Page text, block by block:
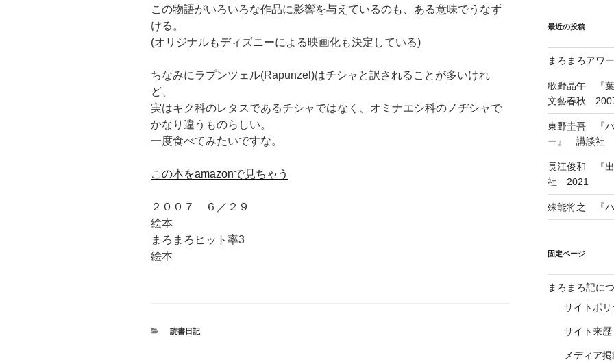
この物語がいろいろな作品に影響を与えているのも、ある意味でうなず
ける。
(オリジナルもディズニーによる映画化も決定している)
ちなみにラプンツェル(Rapunzel)はチシャと訳されることが多いけれ
ど、
実はキク科のレタスであるチシャではなく、オミナエシ科のノヂシャで
かなり違うものらしい。
一度食べてみたいですな。
この本をamazonで見ちゃう
２００７ ６／２９
絵本
まろまろヒット率3
絵本
カ
読書日記
最近の投稿
まろまろアワ
歌野晶午 『
文藝春秋
東野圭吾 『パ
ー』 講談社
長江俊和 『
社 2021
殊能将之 『
固定ページ
まろまろ記に
サイトポリ
サイト来歴
メディア